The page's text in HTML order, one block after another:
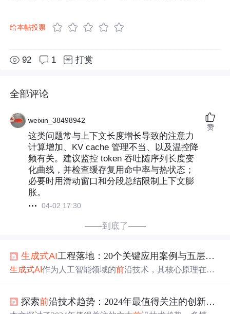
给本帖投票
92 1 打赏
全部评论
weixin_38498942
这类问题常与上下文长度增长导致的注意力
计算增加、KV cache 管理不当、以及温控降
频有关。建议监控 token 吞吐随序列长度变
化曲线，并检查缓存复用命中率与热状态；
必要时用滑动窗口和分段总结限制上下文膨
胀。
04-02 17:30
赞
——到底了——
生成式AI工程落地：20个关键应用案例与五层技术栈深度解析
生成式AI作为人工智能领域的前沿技术，其核心原理在于
类的创意和指令转化为具体的数字成果，从而在多个层面
探索前沿技术趋势：2024年最值得关注的创新方向